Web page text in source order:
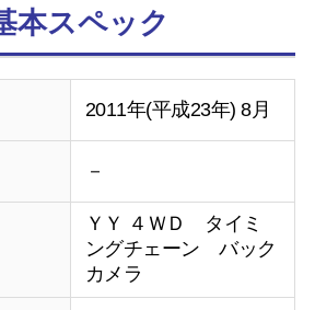
本スペック
2011年(平成23年) 8月
－
ＹＹ ４ＷＤ タイミ
ングチェーン バック
カメラ